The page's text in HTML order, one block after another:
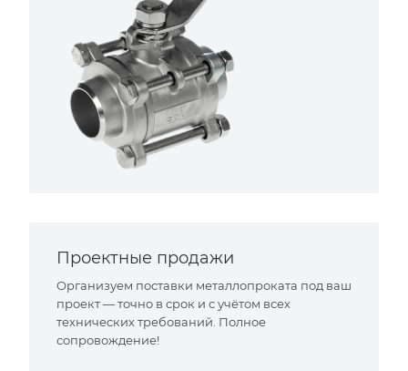
Проектные продажи
Организуем поставки металлопроката под ваш
проект — точно в срок и с учётом всех
технических требований. Полное
сопровождение!